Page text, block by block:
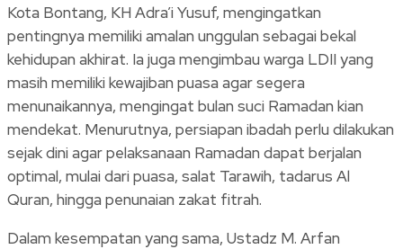
Kota Bontang, KH Adra’i Yusuf, mengingatkan
pentingnya memiliki amalan unggulan sebagai bekal
kehidupan akhirat. Ia juga mengimbau warga LDII yang
masih memiliki kewajiban puasa agar segera
menunaikannya, mengingat bulan suci Ramadan kian
mendekat. Menurutnya, persiapan ibadah perlu dilakukan
sejak dini agar pelaksanaan Ramadan dapat berjalan
optimal, mulai dari puasa, salat Tarawih, tadarus Al
Quran, hingga penunaian zakat fitrah.
Dalam kesempatan yang sama, Ustadz M. Arfan